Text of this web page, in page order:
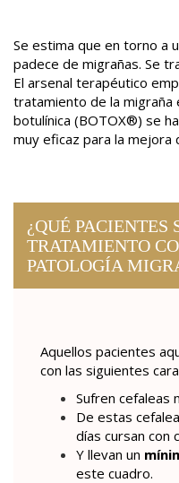
Se estima que en torno a
padece de migrañas. Se
El arsenal terapéutico
tratamiento de la migraña
botulínica (BOTOX®) se
muy eficaz para la mejora
¿QUÉ PACIENTES
TRATAMIENTO
PATOLOGÍA
Aquellos pacientes
con las siguientes
Sufren cefaleas
De estas
días cursan con
Y llevan un
este cuadro.